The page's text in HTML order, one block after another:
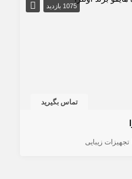
1075 بازدید
تماس بگیرید
تجهیزات زیبایی